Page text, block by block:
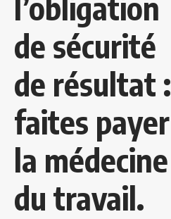
de sécurité
de résultat :
faites payer
la médecine
du travail.